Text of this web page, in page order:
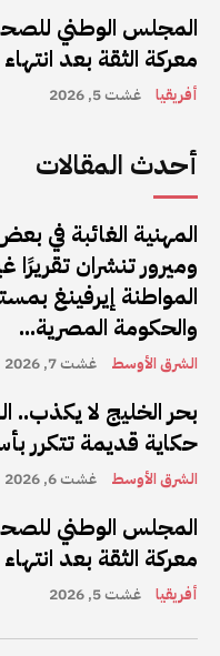
المجلس الوطني
معركة الثقة بعد
أفريقيا غشت 5, 2026
أحدث المقالات
المهنية الغائبة في
وميرور تنشران
المواطنة إيرفينغ
والحكومة المصرية...
الشرق الأوسط غشت 7, 2026
بحر الخليج لا يكذب..
حكاية قديمة تتكرر
الشرق الأوسط غشت 6, 2026
المجلس الوطني
معركة الثقة بعد
أفريقيا غشت 5, 2026